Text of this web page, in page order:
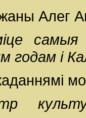
Алег
самыя
годам і